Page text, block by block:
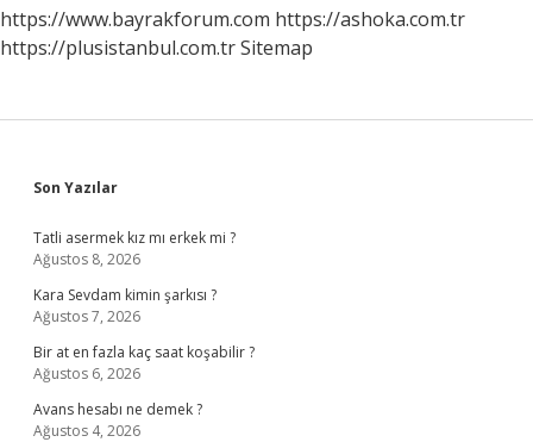
https://www.bayrakforum.com https://ashoka.com.tr
https://plusistanbul.com.trSitemap
Sidebar
Son Yazılar
Tatli asermek kız mı erkek mi ?
Ağustos 8, 2026
Kara Sevdam kimin şarkısı ?
Ağustos 7, 2026
Bir at en fazla kaç saat koşabilir ?
Ağustos 6, 2026
Avans hesabı ne demek ?
Ağustos 4, 2026